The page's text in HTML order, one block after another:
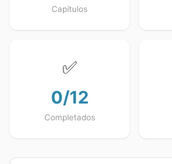
Capítulos
✅
0/12
Completados